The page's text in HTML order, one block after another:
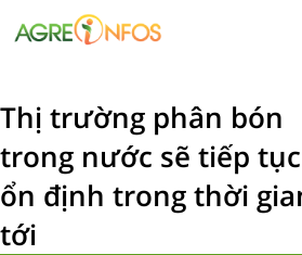
Thị trường phân bón
trong nước sẽ tiếp tục
ổn định trong thời
tới